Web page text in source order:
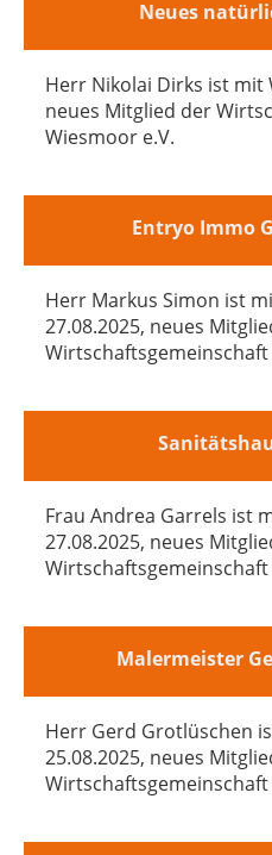
Neues
Herr Nikolai Dirks ist mit
neues Mitglied der
Wiesmoor e.V.
Entryo Immo
Herr Markus Simon ist
27.08.2025, neues
Wirtschaftsgemeinschaft
Frau Andrea Garrels ist
27.08.2025, neues
Wirtschaftsgemeinschaft
Malermeister
Herr Gerd Grotlüschen
25.08.2025, neues
Wirtschaftsgemeinschaft